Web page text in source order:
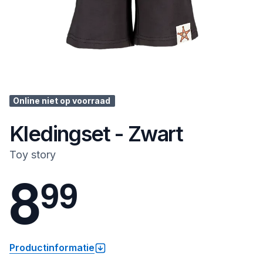
Online niet op voorraad
Kledingset - Zwart
Toy story
899
Productinformatie